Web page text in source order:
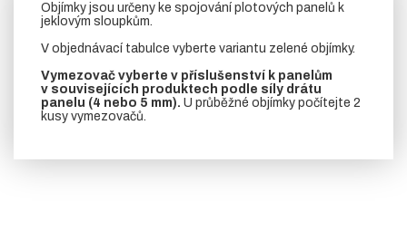
Objímky jsou určeny ke spojování plotových panelů k
jeklovým sloupkům.
V objednávací tabulce vyberte variantu zelené objímky.
Vymezovač vyberte v příslušenství k panelům
v souvisejících produktech podle síly drátu
panelu (4 nebo 5 mm). U průběžné objímky počítejte 2
kusy vymezovačů.